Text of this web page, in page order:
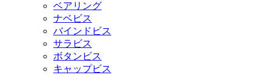
ベアリング
ナベビス
バインドビス
サラビス
ボタンビス
キャップビス